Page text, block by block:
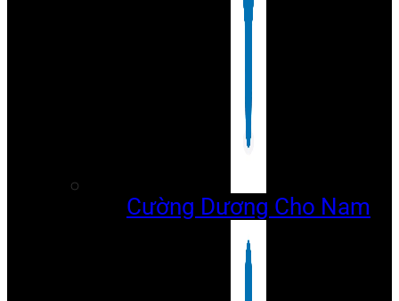
Cường Dương Cho Nam